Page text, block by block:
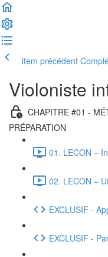
Item précédent
Violoniste
CHAPITRE #01 -
PRÉPARATION
01. LECON –
02. LECON –
EXCLUSIF -
EXCLUSIF -